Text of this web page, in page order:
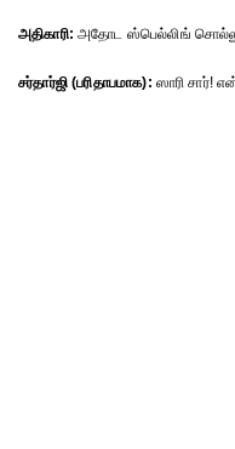
அதிகாரி: அதோட ஸ்பெல்லிங்
சர்தார்ஜி (பரிதாபமாக): ஸாரி சார்!